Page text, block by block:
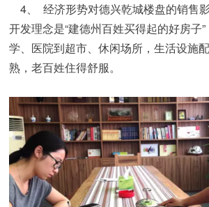
4、  经济形势对德兴乾城楼盘的销售
开发理念是“建德州百姓买得起的好房子
学、医院到超市、休闲场所，生活设施
熟，老百姓住得舒服。